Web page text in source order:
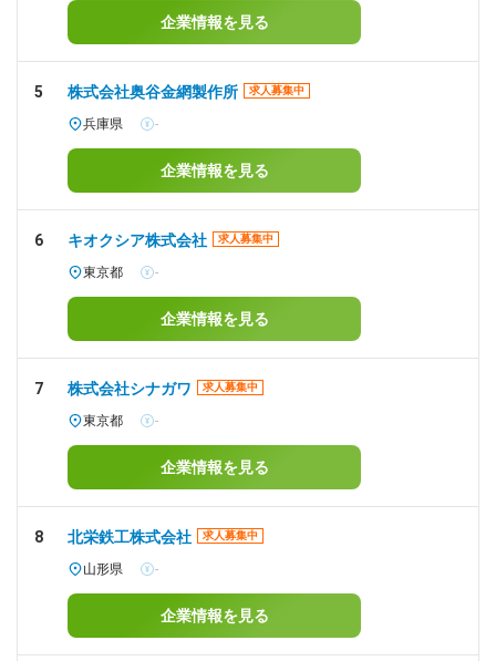
企業情報を見る
5 株式会社奥谷金網製作所 求人募集中
兵庫県 -
企業情報を見る
6 キオクシア株式会社 求人募集中
東京都 -
企業情報を見る
7 株式会社シナガワ 求人募集中
東京都 -
企業情報を見る
8 北栄鉄工株式会社 求人募集中
山形県 -
企業情報を見る